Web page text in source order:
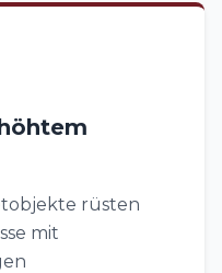
rüsten
mit